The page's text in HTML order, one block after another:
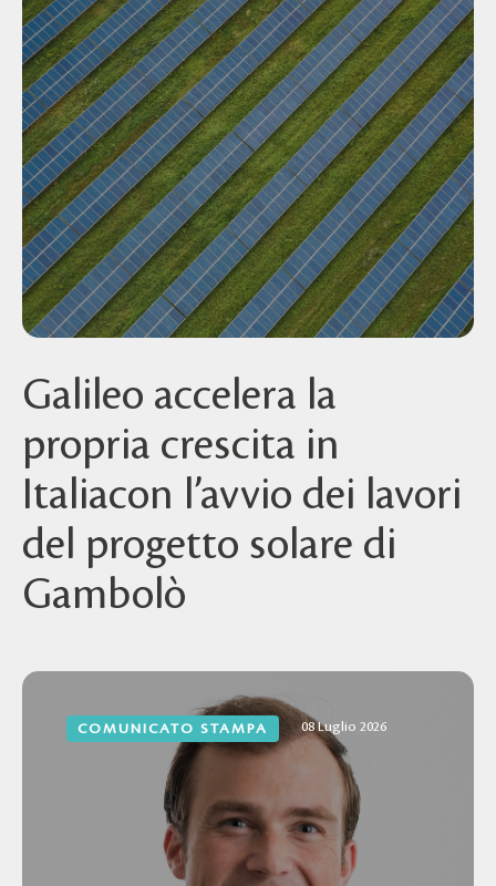
Galileo accelera la
propria crescita in
Italiacon l’avvio dei lavori
del progetto solare di
Gambolò
COMUNICATO STAMPA 08 Luglio 2026